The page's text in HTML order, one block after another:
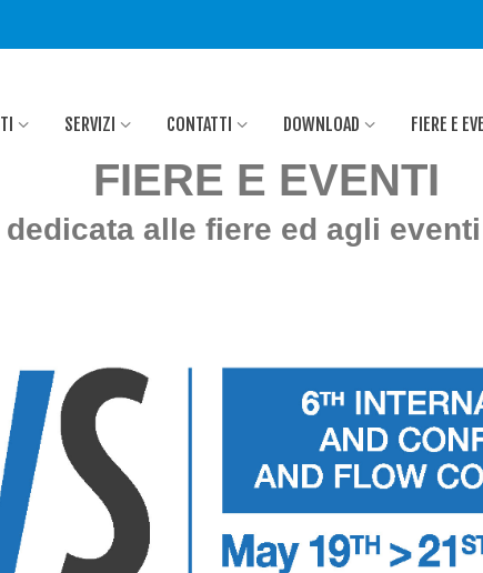
SERVIZI CONTATTI DOWNLOAD FIERE E
FIERE E EVENTI
alle fiere ed agli